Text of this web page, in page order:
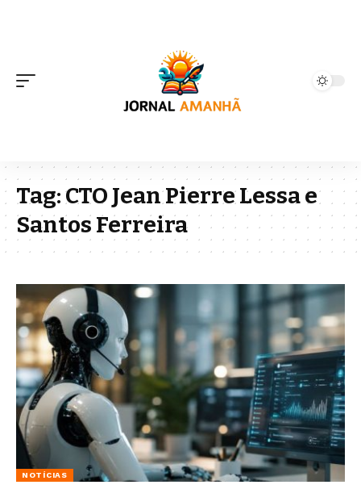
Tag:CTO Jean Pierre Lessa e
Santos Ferreira
NOTÍCIAS